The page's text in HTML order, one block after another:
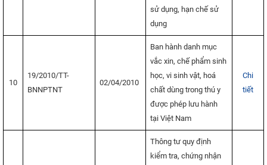
sử dụng, hạn chế sử
dụng
10
19/2010/TT-
BNNPTNT
02/04/2010
Ban hành danh mục
vắc xin, chế phẩm sinh
học, vi sinh vật, hoá
chất dùng trong thú y
được phép lưu hành
tại Việt Nam
Chi
tiết
Thông tư quy định
kiểm tra, chứng nhận